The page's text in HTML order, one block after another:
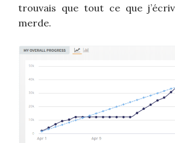
trouvais que tout ce que
merde.